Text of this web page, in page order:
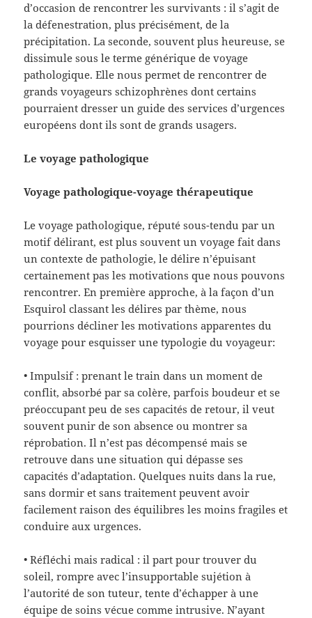
d’occasion de rencontrer les survivants : il s’agit de
la défenestration, plus précisément, de la
précipitation. La seconde, souvent plus heureuse, se
dissimule sous le terme générique de voyage
pathologique. Elle nous permet de rencontrer de
grands voyageurs schizophrènes dont certains
pourraient dresser un guide des services d’urgences
européens dont ils sont de grands usagers.
Le voyage pathologique
Voyage pathologique-voyage thérapeutique
Le voyage pathologique, réputé sous-tendu par un
motif délirant, est plus souvent un voyage fait dans
un contexte de pathologie, le délire n’épuisant
certainement pas les motivations que nous pouvons
rencontrer. En première approche, à la façon d’un
Esquirol classant les délires par thème, nous
pourrions décliner les motivations apparentes du
voyage pour esquisser une typologie du voyageur:
• Impulsif : prenant le train dans un moment de
conflit, absorbé par sa colère, parfois boudeur et se
préoccupant peu de ses capacités de retour, il veut
souvent punir de son absence ou montrer sa
réprobation. Il n’est pas décompensé mais se
retrouve dans une situation qui dépasse ses
capacités d’adaptation. Quelques nuits dans la rue,
sans dormir et sans traitement peuvent avoir
facilement raison des équilibres les moins fragiles et
conduire aux urgences.
• Réfléchi mais radical : il part pour trouver du
soleil, rompre avec l’insupportable sujétion à
l’autorité de son tuteur, tente d’échapper à une
équipe de soins vécue comme intrusive. N’ayant